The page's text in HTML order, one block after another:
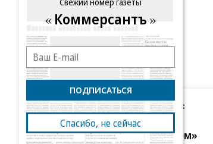
Новости компаний Все
05.08.2026
ПАО «ВымпелКом»
Коммерсантъ
ПОДПИСАТЬСЯ
Спасибо, не сейчас